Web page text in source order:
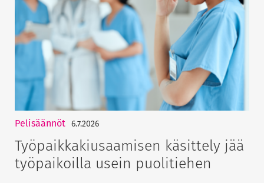
Pelisäännöt 6.7.2026
Työpaikkakiusaamisen käsittely jää
työpaikoilla usein puolitiehen